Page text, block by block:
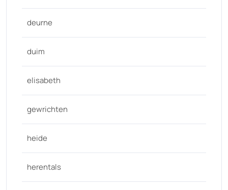
deurne
duim
elisabeth
gewrichten
heide
herentals